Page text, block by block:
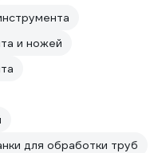
и ножей
для обработки труб